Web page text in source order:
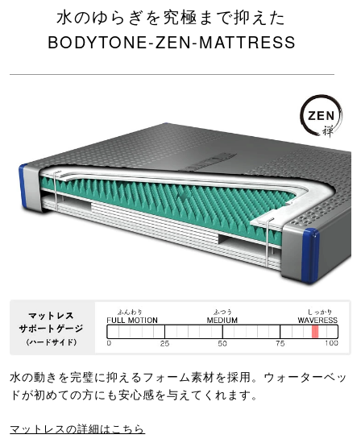
水のゆらぎを究極まで抑えた
BODYTONE-ZEN-MATTRESS
水の動きを完璧に抑えるフォーム素材を採用。ウォーターベッ
ドが初めての方にも安心感を与えてくれます。
マットレスの詳細はこちら